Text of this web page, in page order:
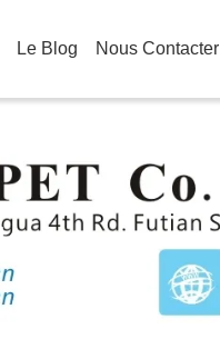
Le Blog Nous Contacter